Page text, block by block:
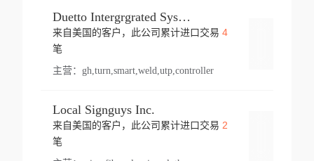
Duetto Intergrgrated Systems Inc.
来自美国的客户，此公司累计进口交易 4
笔
主营： gh,turn,smart,weld,utp,controller
Local Signguys Inc.
来自美国的客户，此公司累计进口交易 2
笔